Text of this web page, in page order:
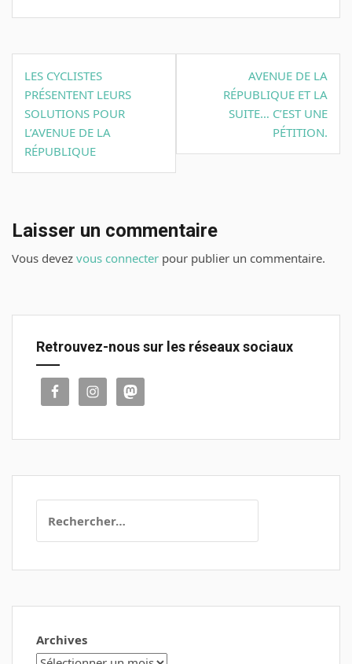
Navigation
de
l’article
LES CYCLISTES
PRÉSENTENT LEURS
SOLUTIONS POUR
L’AVENUE DE LA
RÉPUBLIQUE
AVENUE DE LA
RÉPUBLIQUE ET LA
SUITE… C’EST UNE
PÉTITION.
Laisser un commentaire
Vous devez vous connecter pour publier un commentaire.
Retrouvez-nous sur les réseaux sociaux
Archives